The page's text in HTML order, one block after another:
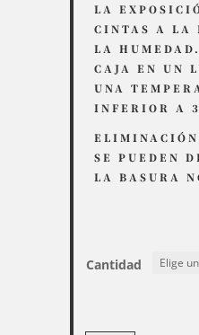
LA
CINTAS A LA
LA
CAJA EN UN
UNA
INFERIOR A
SE PUEDEN
LA BASURA
Cantidad